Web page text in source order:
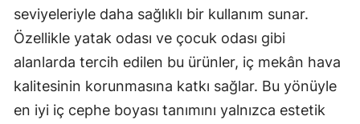
seviyeleriyle daha sağlıklı bir kullanım sunar.
Özellikle yatak odası ve çocuk odası gibi
alanlarda tercih edilen bu ürünler, iç mekân hava
kalitesinin korunmasına katkı sağlar. Bu yönüyle
en iyi iç cephe boyası tanımını yalnızca estetik